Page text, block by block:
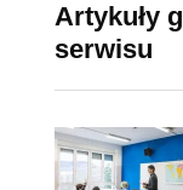
Artykuły
serwisu